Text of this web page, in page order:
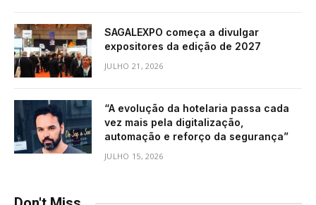
SAGALEXPO começa a divulgar
expositores da edição de 2027
JULHO 21, 2026
“A evolução da hotelaria passa cada
vez mais pela digitalização,
automação e reforço da segurança”
JULHO 15, 2026